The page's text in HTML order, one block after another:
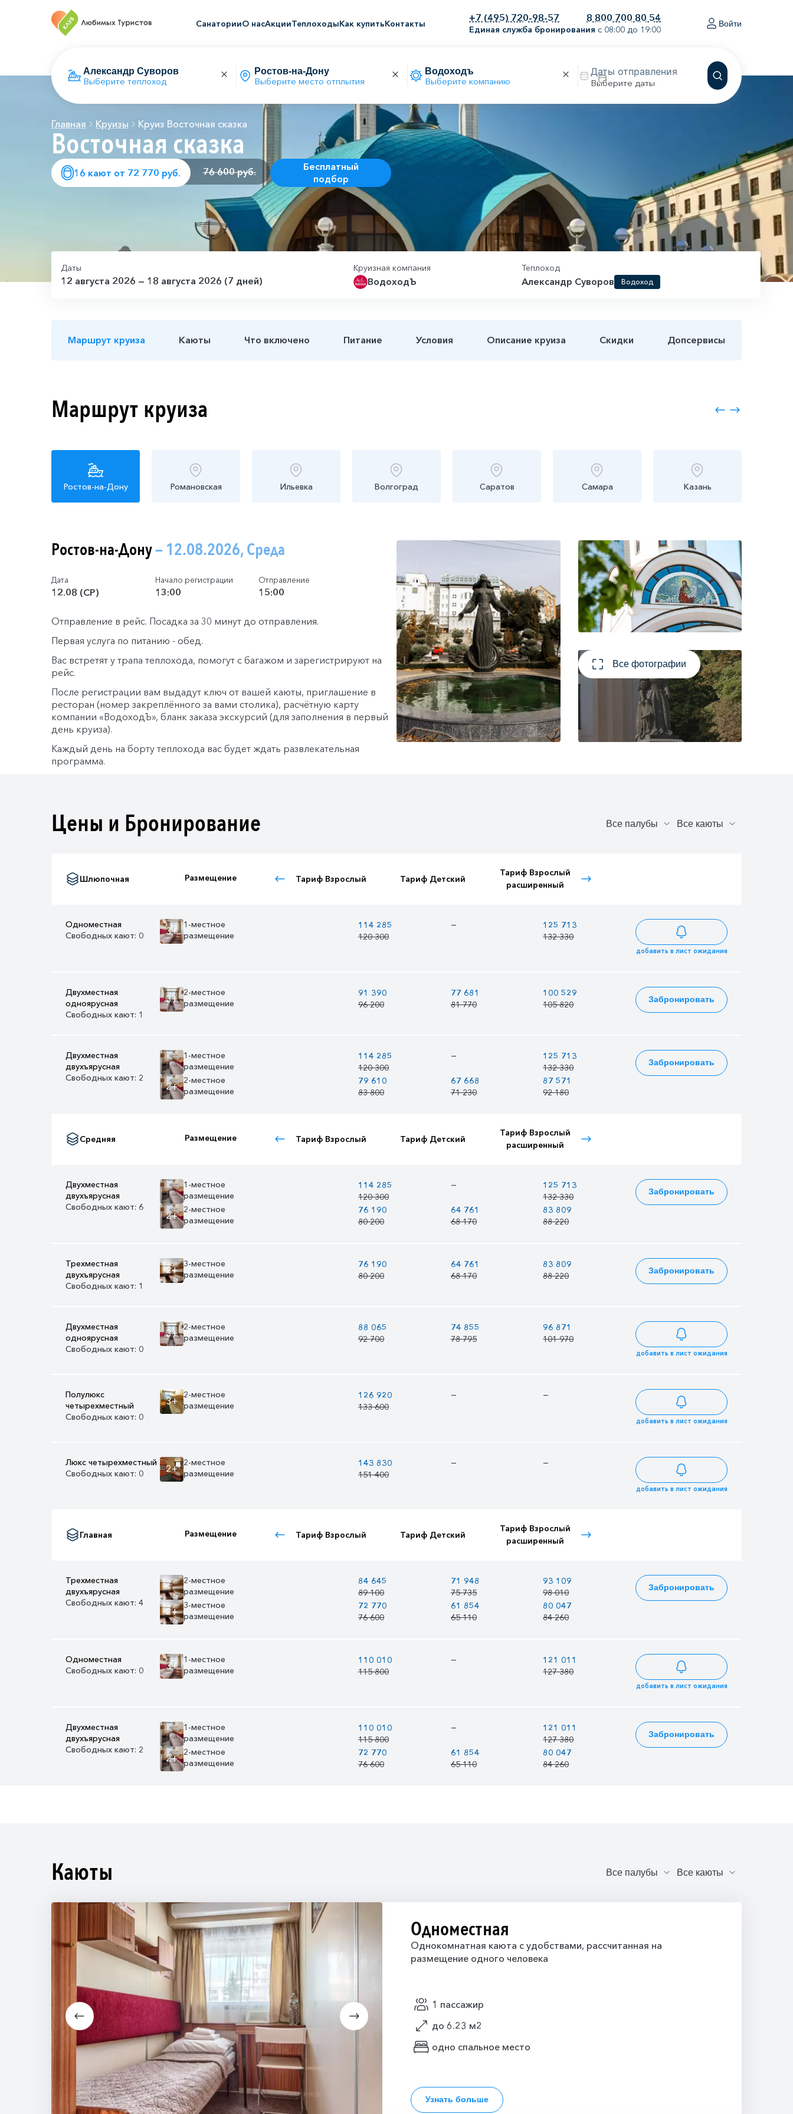
СанаторииО насАкцииТеплоходыКак купитьКонтакты
+7 (495) 720-98-57 8 800 700 80 54
Единая служба бронирования с 08:00 до 19:00
Войти
Выберите теплоход Выберите место отплытия Выберите компанию Выберите даты
Главная Круизы Круиз Восточная сказка
Восточная сказка
16 кают от 72 770 руб. 76 600 руб.
Бесплатный
подбор
Даты
12 августа 2026 — 18 августа 2026 (7 дней)
Круизная компания
ВодоходЪ
Теплоход
Александр Суворов Водоход
Маршрут круиза Каюты Что включено Питание Условия Описание круиза Скидки Допсервисы
Маршрут круиза
Ростов-на-Дону Романовская Ильевка Волгоград Саратов Самара Казань
Ростов-на-Дону— 12.08.2026, Среда
Дата
12.08 (СР)
Начало регистрации
13:00
Отправление
15:00
Отправление в рейс. Посадка за 30 минут до отправления.
Первая услуга по питанию - обед.
Вас встретят у трапа теплохода, помогут с багажом и зарегистрируют на
рейс.
После регистрации вам выдадут ключ от вашей каюты, приглашение в
ресторан (номер закреплённого за вами столика), расчётную карту
компании «ВодоходЪ», бланк заказа экскурсий (для заполнения в первый
день круиза).
Каждый день на борту теплохода вас будет ждать развлекательная
программа.
Все фотографии
Цены и Бронирование
Шлюпочная Размещение Тариф Взрослый Тариф Детский
Тариф Взрослый
расширенный
Одноместная
Свободных кают: 0
3+
1-местное
размещение
114 285
120 300
—
125 713
132 330
—
добавить в лист ожидания
Двухместная
одноярусная
Свободных кают: 1
3+
2-местное
размещение
91 390
96 200
77 681
81 770
100 529
105 820
86 820
91 390Забронировать
Двухместная
двухъярусная
Свободных кают: 2
1-местное
размещение
114 285
120 300
—
125 713
132 330
—
2+
2-местное
размещение
79 610
83 800
67 668
71 230
87 571
92 180
Забронировать
Средняя Размещение Тариф Взрослый Тариф Детский
Тариф Взрослый
расширенный
Двухместная
двухъярусная
Свободных кают: 6
1-местное
размещение
114 285
120 300
—
125 713
132 330
—
2+
2-местное
размещение
76 190
80 200
64 761
68 170
83 809
88 220
Забронировать
Трехместная
двухъярусная
Свободных кают: 1
2+
3-местное
размещение
76 190
80 200
64 761
68 170
83 809
88 220
72 380
76 190Забронировать
Двухместная
одноярусная
Свободных кают: 0
3+
2-местное
размещение
88 065
92 700
74 855
78 795
96 871
101 970
83 662
88 065
добавить в лист ожидания
Полулюкс
четырехместный
Свободных кают: 0
3+
2-местное
размещение
126 920
133 600
— — —
добавить в лист ожидания
Люкс четырехместный
Свободных кают: 0
2+
2-местное
размещение
143 830
151 400
— — —
добавить в лист ожидания
Главная Размещение Тариф Взрослый Тариф Детский
Тариф Взрослый
расширенный
Трехместная
двухъярусная
Свободных кают: 4
2-местное
размещение
84 645
89 100
71 948
75 735
93 109
98 010
80 413
84 645
2+
3-местное
размещение
72 770
76 600
61 854
65 110
80 047
84 260
Забронировать
Одноместная
Свободных кают: 0
3+
1-местное
размещение
110 010
115 800
—
121 011
127 380
—
добавить в лист ожидания
Двухместная
двухъярусная
Свободных кают: 2
1-местное
размещение
110 010
115 800
—
121 011
127 380
—
2+
2-местное
размещение
72 770
76 600
61 854
65 110
80 047
84 260
Забронировать
Каюты
Одноместная
Однокомнатная каюта с удобствами, рассчитанная на
размещение одного человека
1 пассажир
до 6.23 м2
одно спальное место
Узнать больше